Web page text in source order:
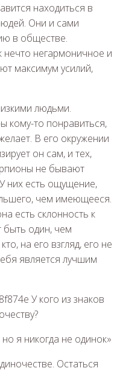
находиться в
Они и сами
в обществе.
негармоничное и
максимум усилий,
людьми.
кому-то понравиться,
В его окружении
он сам, и тех,
не бывают
них есть ощущение,
чем имеющееся.
есть склонность к
быть один, чем
на его взгляд, его не
является лучшим
я никогда не одинок»
Остаться